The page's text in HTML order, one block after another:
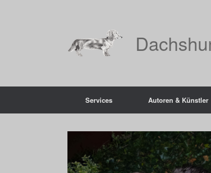
Services Autoren & Künstler